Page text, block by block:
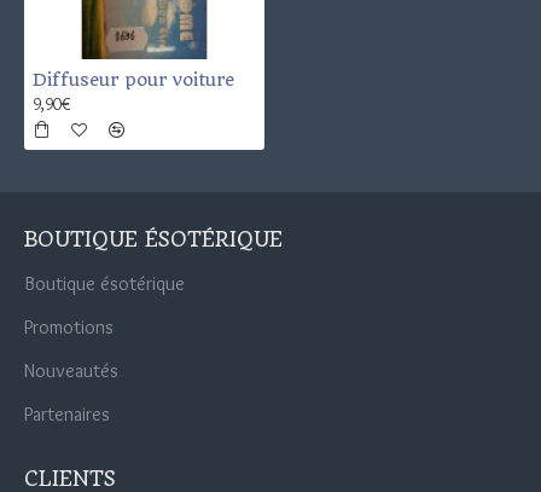
Diffuseur pour voiture
9,90€
BOUTIQUE ÉSOTÉRIQUE
Boutique ésotérique
Promotions
Nouveautés
Partenaires
CLIENTS